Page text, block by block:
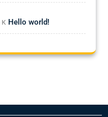
к Hello world!